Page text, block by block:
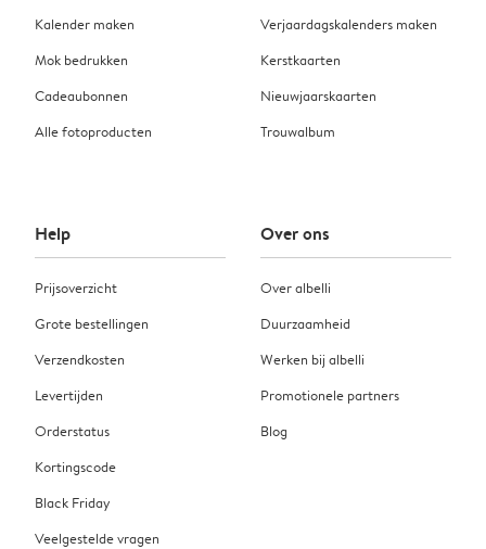
Kalender maken
Mok bedrukken
Cadeaubonnen
Alle fotoproducten
Verjaardagskalenders maken
Kerstkaarten
Nieuwjaarskaarten
Trouwalbum
Help
Prijsoverzicht
Grote bestellingen
Verzendkosten
Levertijden
Orderstatus
Kortingscode
Black Friday
Veelgestelde vragen
Over ons
Over albelli
Duurzaamheid
Werken bij albelli
Promotionele partners
Blog